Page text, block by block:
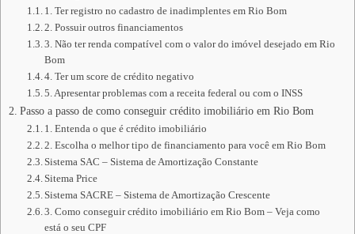
1. Ter registro no cadastro de inadimplentes em Rio Bom
2. Possuir outros financiamentos
3. Não ter renda compatível com o valor do imóvel desejado em Rio
Bom
4. Ter um score de crédito negativo
5. Apresentar problemas com a receita federal ou com o INSS
Passo a passo de como conseguir crédito imobiliário em Rio Bom
1. Entenda o que é crédito imobiliário
2. Escolha o melhor tipo de financiamento para você em Rio Bom
Sistema SAC – Sistema de Amortização Constante
Sitema Price
Sistema SACRE – Sistema de Amortização Crescente
3. Como conseguir crédito imobiliário em Rio Bom – Veja como
está o seu CPF